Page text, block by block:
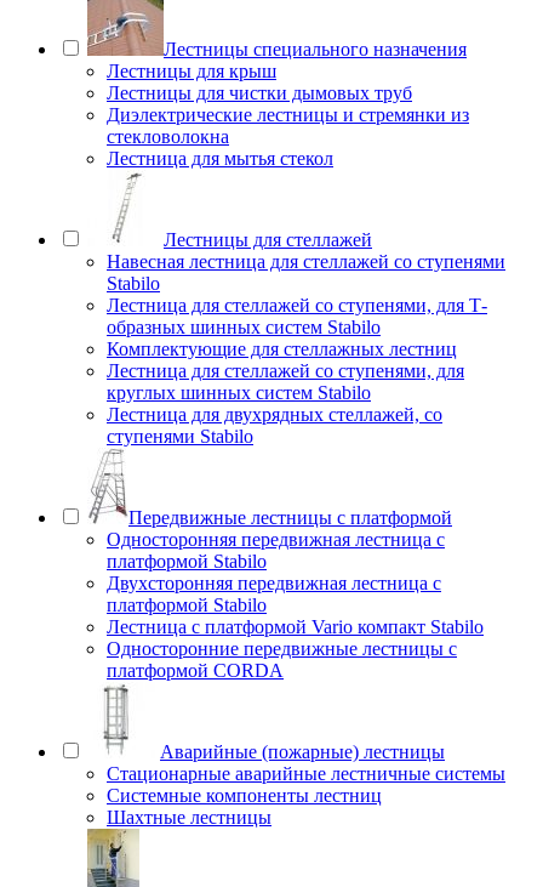
Лестницы специального назначения
Лестницы для крыш
Лестницы для чистки дымовых труб
Диэлектрические лестницы и стремянки из
стекловолокна
Лестница для мытья стекол
Лестницы для стеллажей
Навесная лестница для стеллажей со ступенями
Stabilo
Лестница для стеллажей со ступенями, для Т-
образных шинных систем Stabilo
Комплектующие для стеллажных лестниц
Лестница для стеллажей со ступенями, для
круглых шинных систем Stabilo
Лестница для двухрядных стеллажей, со
ступенями Stabilo
Передвижные лестницы с платформой
Односторонняя передвижная лестница с
платформой Stabilo
Двухсторонняя передвижная лестница с
платформой Stabilo
Лестница с платформой Vario компакт Stabilo
Односторонние передвижные лестницы с
платформой CORDA
Аварийные (пожарные) лестницы
Стационарные аварийные лестничные системы
Системные компоненты лестниц
Шахтные лестницы